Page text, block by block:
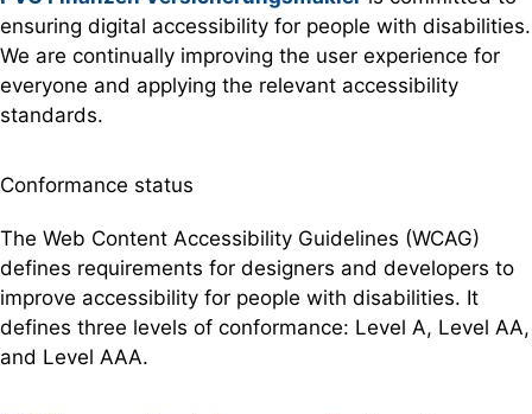
ensuring digital accessibility for people with disabilities.
We are continually improving the user experience for
everyone and applying the relevant accessibility
standards.
Conformance status
The Web Content Accessibility Guidelines (WCAG)
defines requirements for designers and developers to
improve accessibility for people with disabilities. It
defines three levels of conformance: Level A, Level AA,
and Level AAA.